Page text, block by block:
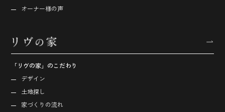
オーナー様の声
「リヴの家」のこだわり
デザイン
土地探し
家づくりの流れ